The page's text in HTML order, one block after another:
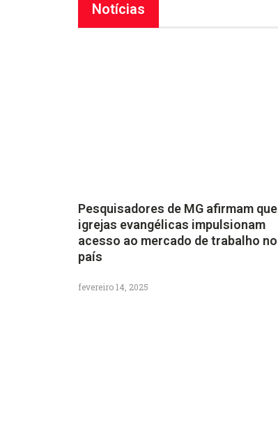
Notícias
Pesquisadores de MG afirmam que
igrejas evangélicas impulsionam
acesso ao mercado de trabalho no
país
fevereiro 14, 2025